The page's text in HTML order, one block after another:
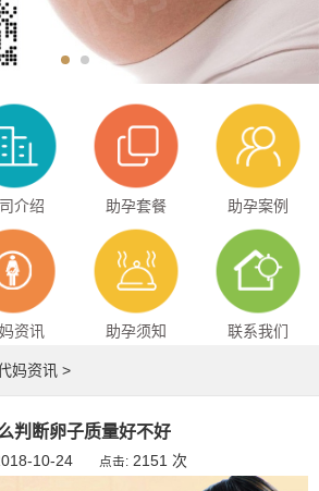
介绍 助孕套餐 助孕案例
资讯 助孕须知 联系我们
妈资讯 >
判断卵子质量好不好
10-24 点击: 2151 次